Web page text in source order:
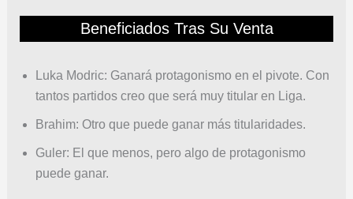
Beneficiados Tras Su Venta
Luka Modric: Ganará protagonismo en el pivote. Con
tantos partidos creo que será muy titular en Liga.
Brahim: Otro que puede ganar más titularidades.
Guler: El que menos, pero algo de protagonismo
puede ganar.